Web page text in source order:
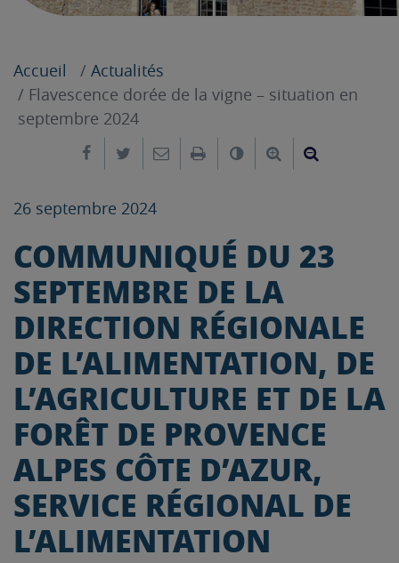
Accueil
Actualités
Flavescence dorée de la vigne – situation en
septembre 2024
Partager sur Facebook
Partager sur Twitter
Envoyer par e-mail
ImprimerChanger leAgrandir le
26 septembre 2024
COMMUNIQUÉ DU 23
SEPTEMBRE DE LA
DIRECTION RÉGIONALE
DE L’ALIMENTATION, DE
L’AGRICULTURE ET DE LA
FORÊT DE PROVENCE
ALPES CÔTE D’AZUR,
SERVICE RÉGIONAL DE
L’ALIMENTATION